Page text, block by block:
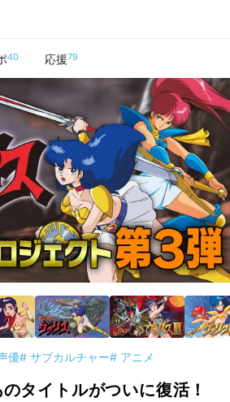
40 応援79
優# サブカルチャー# アニメ
タイトルがついに復活！